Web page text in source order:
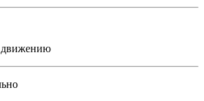
движению